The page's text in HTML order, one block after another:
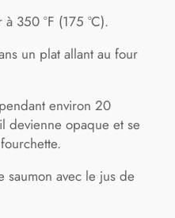
350 °F (175 °C).
un plat allant au four
environ 20
devienne opaque et se
avec le jus de